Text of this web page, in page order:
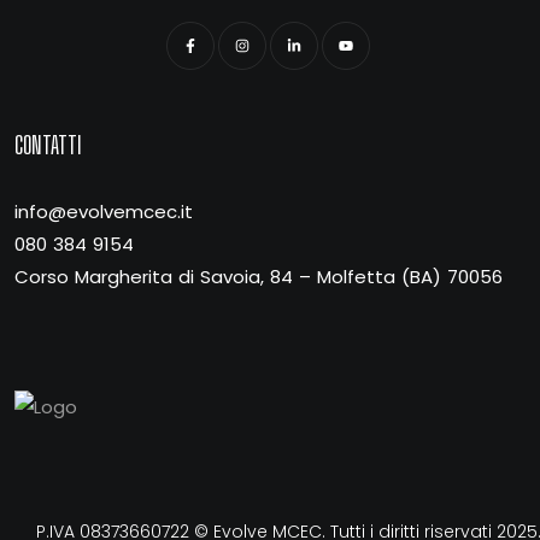
CONTATTI
info@evolvemcec.it
080 384 9154
Corso Margherita di Savoia, 84 – Molfetta (BA) 70056
P.IVA 08373660722 © Evolve MCEC. Tutti i diritti riservati 2025.